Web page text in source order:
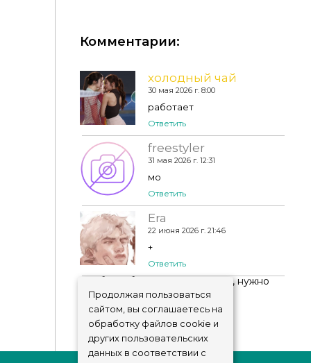
Худи и штаны - JOSH SET
Комментарии:
холодный чай
30 мая 2026 г. 8:00
работает
Ответить
freestyler
31 мая 2026 г. 12:31
мо
Ответить
Era
22 июня 2026 г. 21:46
+
Ответить
Чтобы добавить комментарий, нужно
авторизоваться !
Продолжая пользоваться
сайтом, вы соглашаетесь на
обработку файлов cookie и
других пользовательских
данных в соответствии с